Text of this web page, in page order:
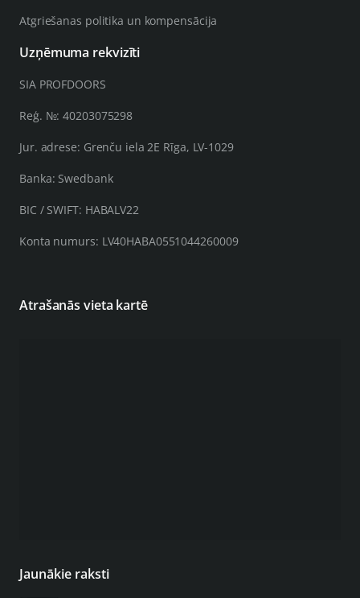
Atgriešanas politika un kompensācija
Uzņēmuma rekvizīti
SIA PROFDOORS
Reģ. №: 40203075298
Jur. adrese: Grenču iela 2E Rīga, LV-1029
Banka: Swedbank
BIC / SWIFT: HABALV22
Konta numurs: LV40HABA0551044260009
Atrašanās vieta kartē
Jaunākie raksti